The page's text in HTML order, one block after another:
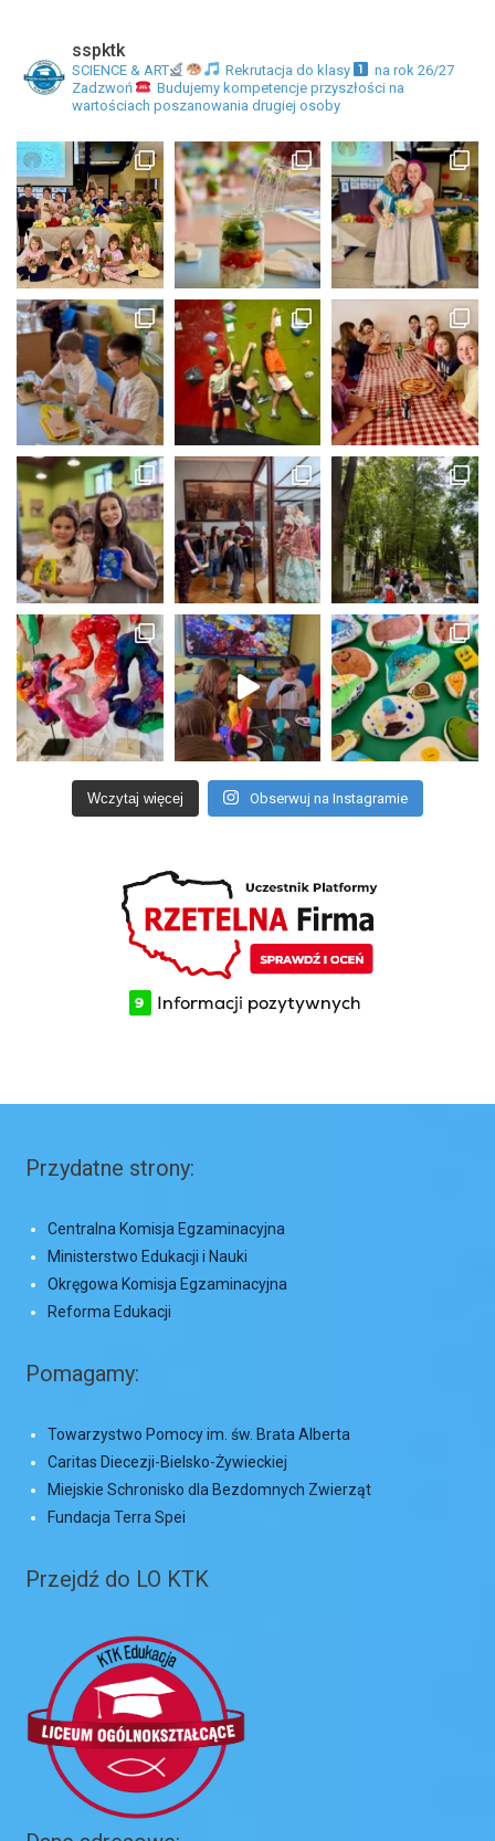
sspktk
SCIENCE & ART Rekrutacja do klasy
na rok 26/27
Zadzwoń
Budujemy kompetencje przyszłości na
wartościach poszanowania drugiej osoby
Wczytaj więcej Obserwuj na Instagramie
Przydatne strony:
Centralna Komisja Egzaminacyjna
Ministerstwo Edukacji i Nauki
Okręgowa Komisja Egzaminacyjna
Reforma Edukacji
Pomagamy:
Towarzystwo Pomocy im. św. Brata Alberta
Caritas Diecezji-Bielsko-Żywieckiej
Miejskie Schronisko dla Bezdomnych Zwierząt
Fundacja Terra Spei
Przejdź do LO KTK